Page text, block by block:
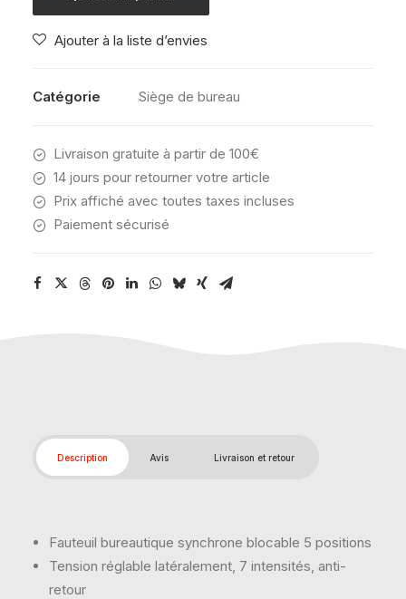
ergonomique
max
Ajouter à la liste d’envies
Catégorie Siège de bureau
Livraison gratuite à partir de 100€
14 jours pour retourner votre article
Prix affiché avec toutes taxes incluses
Paiement sécurisé
Description Avis Livraison et retour
Fauteuil bureautique synchrone blocable 5 positions
Tension réglable latéralement, 7 intensités, anti-
retour